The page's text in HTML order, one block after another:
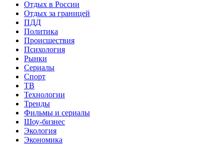
Отдых в России
Отдых за границей
ПДД
Политика
Происшествия
Психология
Рынки
Сериалы
Спорт
ТВ
Технологии
Тренды
Фильмы и сериалы
Шоу-бизнес
Экология
Экономика